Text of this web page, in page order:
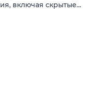
включая скрытые…